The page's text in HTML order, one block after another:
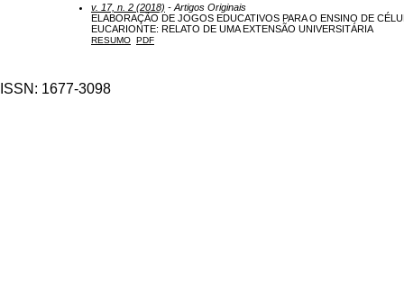
v. 17, n. 2 (2018) - Artigos Originais
ELABORAÇÃO DE JOGOS EDUCATIVOS PARA O ENSINO DE
EUCARIONTE: RELATO DE UMA EXTENSÃO UNIVERSITÁRIA
RESUMO PDF
ISSN: 1677-3098